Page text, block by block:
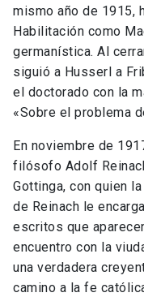
mismo año de 1915,
Habilitación como
germanística. Al
siguió a Husserl a
el doctorado con la
«Sobre el problema
En noviembre de
filósofo Adolf
Gottinga, con quien
de Reinach le
escritos que
encuentro con la
una verdadera
camino a la fe